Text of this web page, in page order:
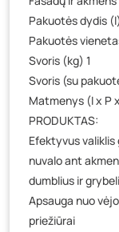
Vilniaus g.
K.
Šaltupės
Pakuotės dydis
Pakuotės
Svoris (kg) 1
Svoris (su
Matmenys (I x P
PRODUKTAS:
Efektyvus
nuvalo ant
dumblius ir
Apsauga nuo
priežiūrai